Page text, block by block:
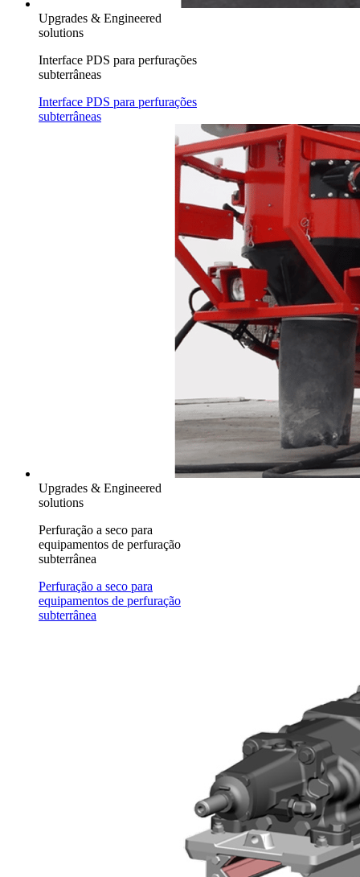
Upgrades & Engineered
solutions
Interface PDS para perfurações
subterrâneas
Interface PDS para perfurações
subterrâneas
Upgrades & Engineered
solutions
Perfuração a seco para
equipamentos de perfuração
subterrânea
Perfuração a seco para
equipamentos de perfuração
subterrânea